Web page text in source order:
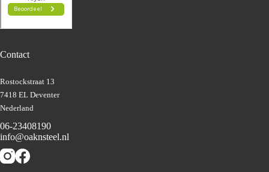
Contact
Rostockstraat 13
7418 EL Deventer
Nederland
06-23408190
info@oaknsteel.nl